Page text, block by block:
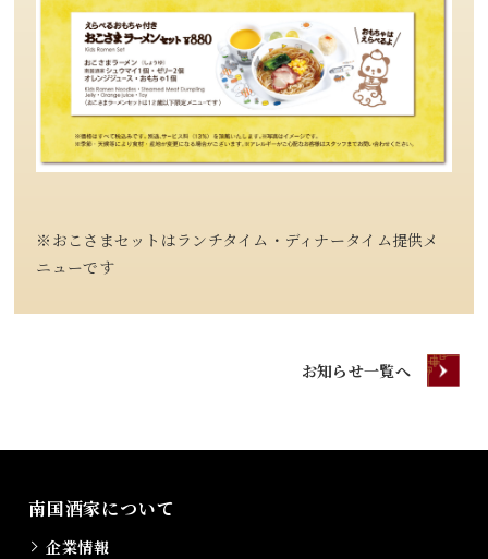
※おこさまセットはランチタイム・ディナータイム提供メ
ニューです
お知らせ一覧へ
南国酒家について
企業情報